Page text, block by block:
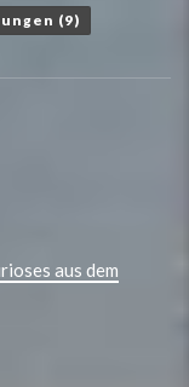
(9)
aus dem